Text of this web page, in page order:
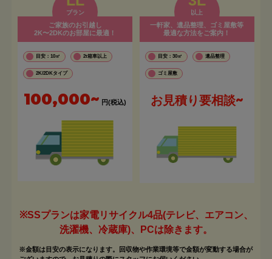
プラン
ご家族のお引越し
2K〜2DKのお部屋に最適！
目安：10㎡ 2t箱車以上
2K/2DKタイプ
100,000~ 円(税込)
以上
一軒家、遺品整理、ゴミ屋敷等
最適な方法をご案内！
目安：30㎡ 遺品整理
ゴミ屋敷
お見積り要相談~
※SSプランは家電リサイクル4品(テレビ、エアコン、
洗濯機、冷蔵庫)、PCは除きます。
※金額は目安の表示になります。回収物や作業環境等で金額が変動する場合が